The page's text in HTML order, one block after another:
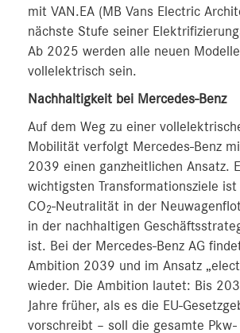
mit VAN.EA (MB Vans Electric
nächste Stufe seiner
Ab 2025 werden alle neuen
vollelektrisch sein.
Nachhaltigkeit bei Mercedes-Benz
Auf dem Weg zu einer
Mobilität verfolgt Mercedes-Benz
2039 einen ganzheitlichen Ansatz.
wichtigsten Transformationsziele
CO2-Neutralität in der
in der nachhaltigen
ist. Bei der Mercedes‑Benz AG
Ambition 2039 und im Ansatz
wieder. Die Ambition lautet: Bis
Jahre früher, als es die EU-
vorschreibt – soll die gesamte Pkw-